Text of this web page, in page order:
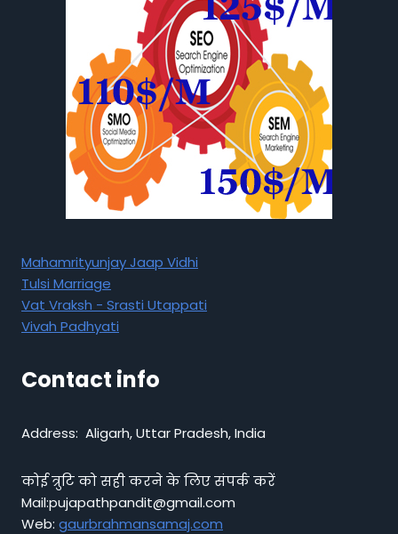
Mahamrityunjay Jaap Vidhi
Tulsi Marriage
Vat Vraksh - Srasti Utappati
Vivah Padhyati
Contact info
Address: Aligarh, Uttar Pradesh, India
कोई त्रुटि को सही करने के लिए संपर्क करें
Mail:pujapathpandit@gmail.com
Web: gaurbrahmansamaj.com